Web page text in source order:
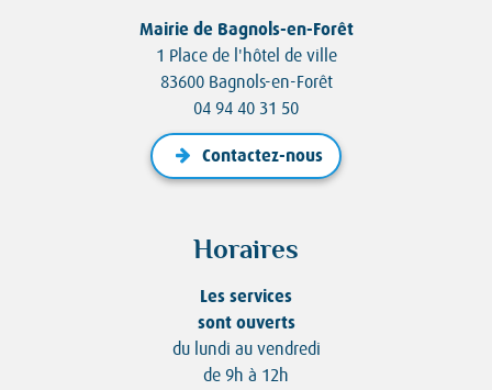
Mairie de Bagnols-en-Forêt
1 Place de l'hôtel de ville
83600 Bagnols-en-Forêt
04 94 40 31 50
Contactez-nous
Horaires
Les services
sont ouverts
du lundi au vendredi
de 9h à 12h